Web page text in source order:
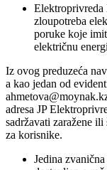
Elektroprivreda
zloupotreba
poruke koje
električnu
Iz ovog preduzeća
a kao jedan od
adresa JP
sadržavati zaražene
za korisnike.
Jedina